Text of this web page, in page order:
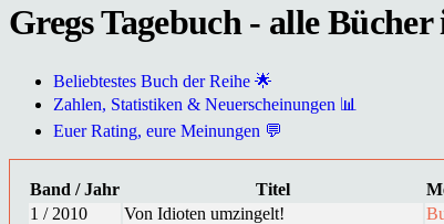
Gregs Tagebuch - alle
Beliebtestes Buch der Reihe 🌟
Zahlen, Statistiken & Neuerscheinungen 📊
Euer Rating, eure Meinungen 💬
Band / Jahr Titel
1 / 2010
Von Idioten umzingelt!